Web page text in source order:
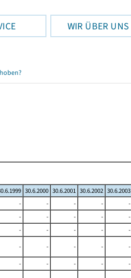
WIR ÜBER UNS
30.6.2000 30.6.2001 30.6.2002 30.6.2003
- - - - -
- - - - -
- - - - -
- - - - -
- - - - -